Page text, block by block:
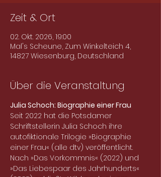
Zeit & Ort
02. Okt. 2026, 19:00
Mal's Scheune, Zum Winkelteich 4,
14827 Wiesenburg, Deutschland
Über die Veranstaltung
Julia Schoch: Biographie einer Frau
Seit 2022 hat die Potsdamer
Schriftstellerin Julia Schoch ihre
autofiktionale Trilogie »Biographie
einer Frau« (alle dtv) veröffentlicht.
Nach »Das Vorkommnis« (2022) und
»Das Liebespaar des Jahrhunderts«